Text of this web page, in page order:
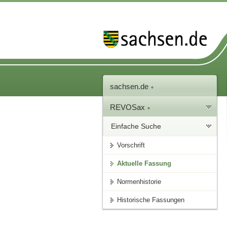
sachsen.de
REVOSax
Einfache Suche
Vorschrift
Aktuelle Fassung
Normenhistorie
Historische Fassungen